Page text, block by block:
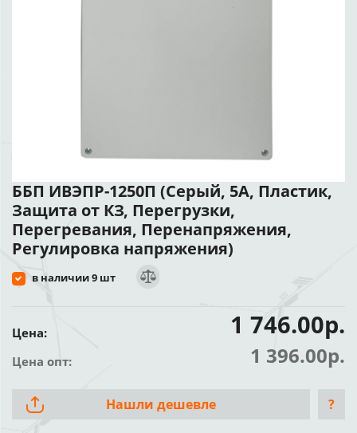
ББП ИВЭПР-1250П (Серый, 5А, Пластик,
Защита от КЗ, Перегрузки,
Перегревания, Перенапряжения,
Регулировка напряжения)
в наличии 9 шт
Цена: 1 746.00р.
Цена опт: 1 396.00р.
Нашли дешевле ?